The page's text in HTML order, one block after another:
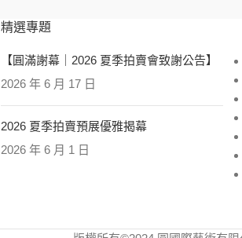
精選專題
【圓滿謝幕｜2026 夏季拍賣會致謝公告】
2026 年 6 月 17 日
2026 夏季拍賣預展優雅揭幕
2026 年 6 月 1 日